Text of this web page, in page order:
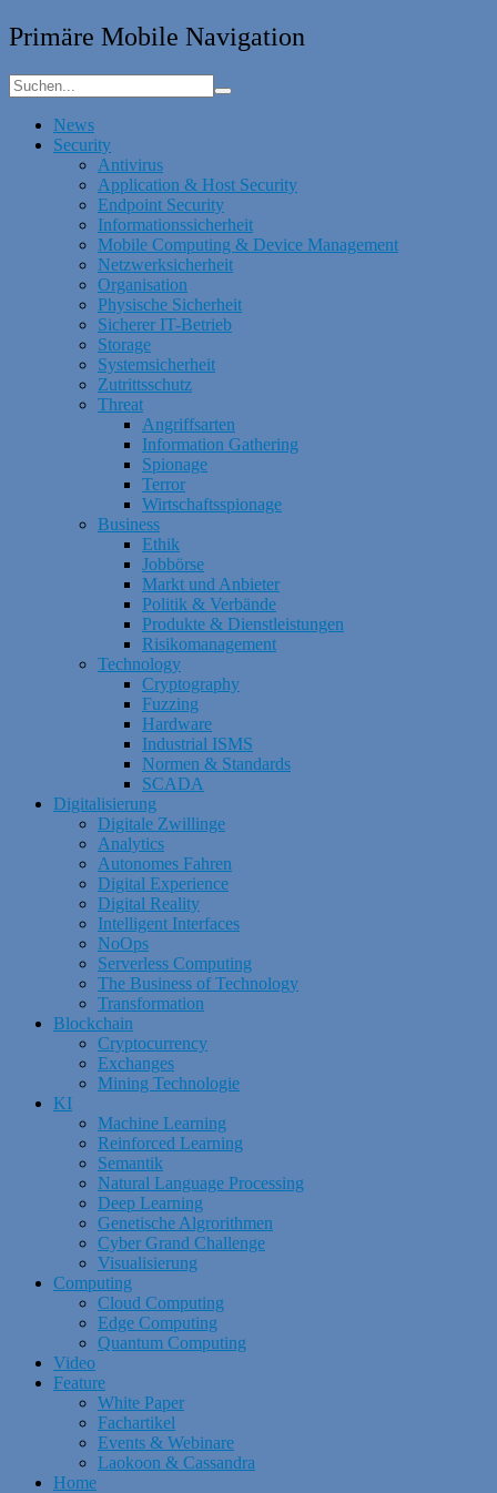
Primäre Mobile Navigation
News
Security
Antivirus
Application & Host Security
Endpoint Security
Informationssicherheit
Mobile Computing & Device Management
Netzwerksicherheit
Organisation
Physische Sicherheit
Sicherer IT-Betrieb
Storage
Systemsicherheit
Zutrittsschutz
Threat
Angriffsarten
Information Gathering
Spionage
Terror
Wirtschaftsspionage
Business
Ethik
Jobbörse
Markt und Anbieter
Politik & Verbände
Produkte & Dienstleistungen
Risikomanagement
Technology
Cryptography
Fuzzing
Hardware
Industrial ISMS
Normen & Standards
SCADA
Digitalisierung
Digitale Zwillinge
Analytics
Autonomes Fahren
Digital Experience
Digital Reality
Intelligent Interfaces
NoOps
Serverless Computing
The Business of Technology
Transformation
Blockchain
Cryptocurrency
Exchanges
Mining Technologie
KI
Machine Learning
Reinforced Learning
Semantik
Natural Language Processing
Deep Learning
Genetische Algrorithmen
Cyber Grand Challenge
Visualisierung
Computing
Cloud Computing
Edge Computing
Quantum Computing
Video
Feature
White Paper
Fachartikel
Events & Webinare
Laokoon & Cassandra
Home